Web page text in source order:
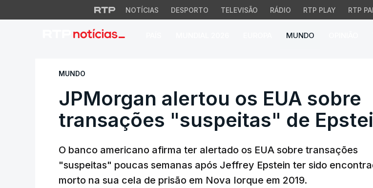
NOTÍCIAS DESPORTO TELEVISÃO RÁDIO RTP PLAY RTP
MUNDO
JPMorgan alertou os EUA sobre
MUNDO
JPMorgan alertou os EUA sobre
transações "suspeitas" de
O banco americano afirma ter alertado os EUA sobre transações
"suspeitas" poucas semanas após Jeffrey Epstein ter sido
morto na sua cela de prisão em Nova Iorque em 2019.